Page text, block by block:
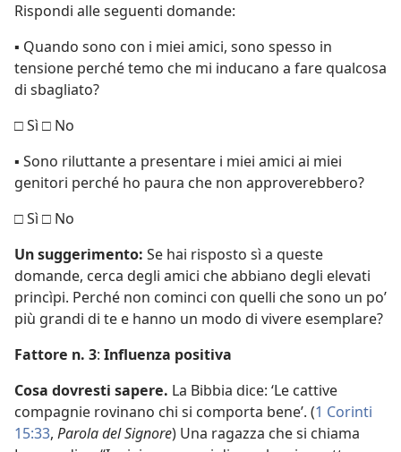
Rispondi alle seguenti domande:
▪ Quando sono con i miei amici, sono spesso in
tensione perché temo che mi inducano a fare qualcosa
di sbagliato?
□ Sì □ No
▪ Sono riluttante a presentare i miei amici ai miei
genitori perché ho paura che non approverebbero?
□ Sì □ No
Un suggerimento: Se hai risposto sì a queste
domande, cerca degli amici che abbiano degli elevati
princìpi. Perché non cominci con quelli che sono un po’
più grandi di te e hanno un modo di vivere esemplare?
Fattore n. 3: Influenza positiva
Cosa dovresti sapere. La Bibbia dice: ‘Le cattive
compagnie rovinano chi si comporta bene’. (1 Corinti
15:33, Parola del Signore) Una ragazza che si chiama